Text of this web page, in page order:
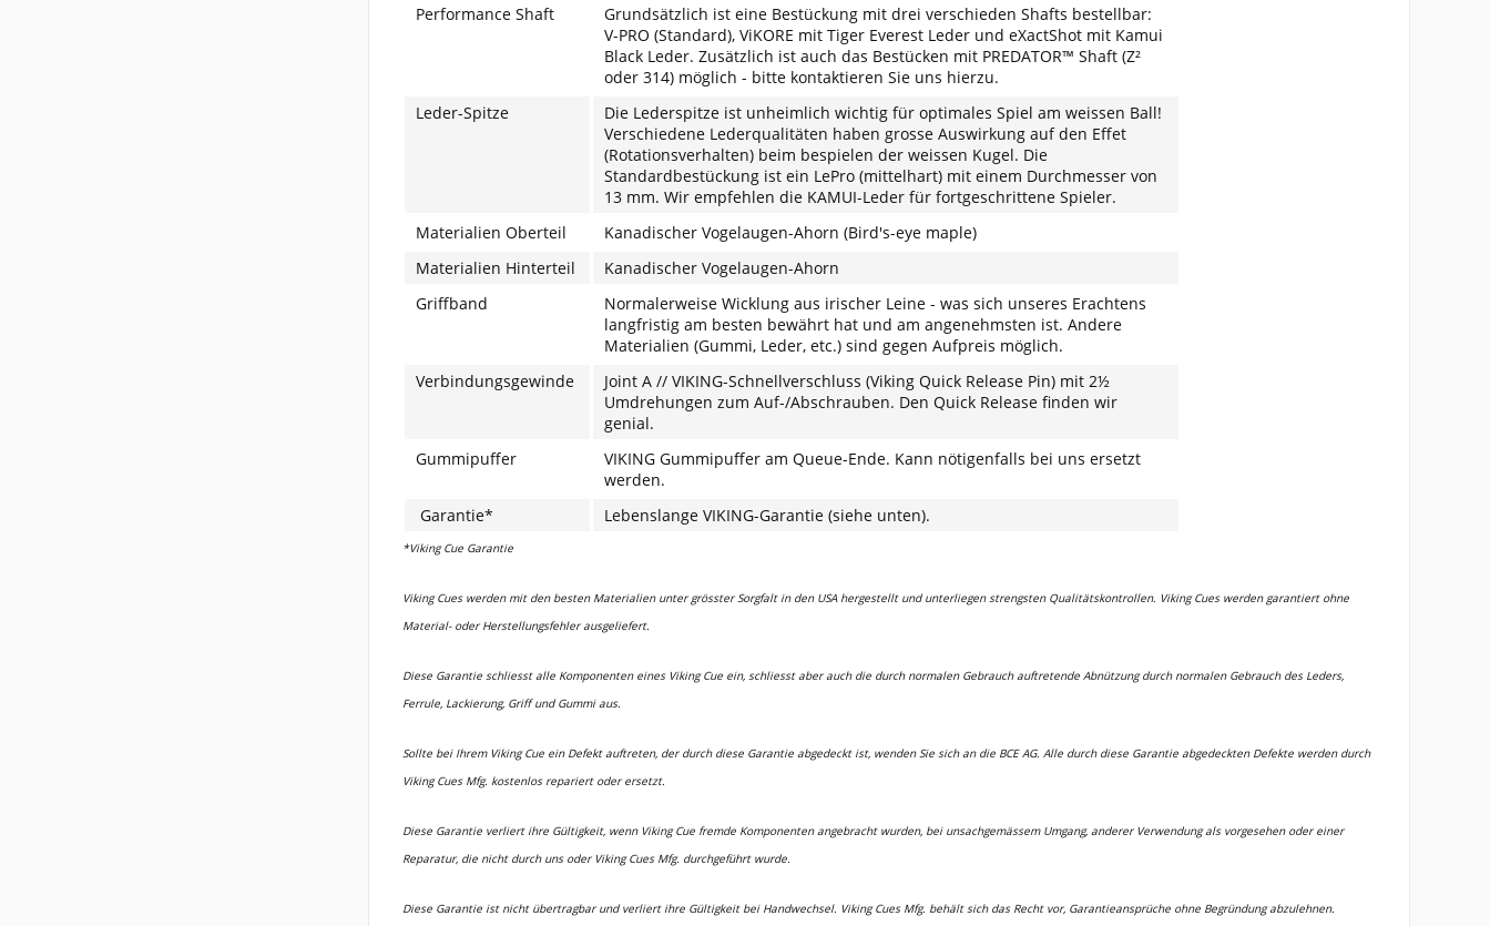
Performance Shaft
Grundsätzlich ist eine Bestückung mit drei verschieden Shafts bestellbar:
V-PRO (Standard), ViKORE mit Tiger Everest Leder und eXactShot mit Kamui
Black Leder. Zusätzlich ist auch das Bestücken mit PREDATOR™ Shaft (Z²
oder 314) möglich - bitte kontaktieren Sie uns hierzu.
Leder-Spitze
Die Lederspitze ist unheimlich wichtig für optimales Spiel am weissen Ball!
Verschiedene Lederqualitäten haben grosse Auswirkung auf den Effet
(Rotationsverhalten) beim bespielen der weissen Kugel. Die
Standardbestückung ist ein LePro (mittelhart) mit einem Durchmesser von
13 mm. Wir empfehlen die KAMUI-Leder für fortgeschrittene Spieler.
Materialien Oberteil
Kanadischer Vogelaugen-Ahorn (Bird's-eye maple)
Materialien Hinterteil
Kanadischer Vogelaugen-Ahorn
Griffband
Normalerweise Wicklung aus irischer Leine - was sich unseres Erachtens
langfristig am besten bewährt hat und am angenehmsten ist. Andere
Materialien (Gummi, Leder, etc.) sind gegen Aufpreis möglich.
Verbindungsgewinde
Joint A // VIKING-Schnellverschluss (Viking Quick Release Pin) mit 2½
Umdrehungen zum Auf-/Abschrauben. Den Quick Release finden wir
genial.
Gummipuffer
VIKING Gummipuffer am Queue-Ende. Kann nötigenfalls bei uns ersetzt
werden.
Garantie*
Lebenslange VIKING-Garantie (siehe unten).
*Viking Cue Garantie
Viking Cues werden mit den besten Materialien unter grösster Sorgfalt in den USA hergestellt und unterliegen strengsten Qualitätskontrollen. Viking Cues werden garantiert ohne
Material- oder Herstellungsfehler ausgeliefert.
Diese Garantie schliesst alle Komponenten eines Viking Cue ein, schliesst aber auch die durch normalen Gebrauch auftretende Abnützung durch normalen Gebrauch des Leders,
Ferrule, Lackierung, Griff und Gummi aus.
Sollte bei Ihrem Viking Cue ein Defekt auftreten, der durch diese Garantie abgedeckt ist, wenden Sie sich an die BCE AG. Alle durch diese Garantie abgedeckten Defekte werden durch
Viking Cues Mfg. kostenlos repariert oder ersetzt.
Diese Garantie verliert ihre Gültigkeit, wenn Viking Cue fremde Komponenten angebracht wurden, bei unsachgemässem Umgang, anderer Verwendung als vorgesehen oder einer
Reparatur, die nicht durch uns oder Viking Cues Mfg. durchgeführt wurde.
Diese Garantie ist nicht übertragbar und verliert ihre Gültigkeit bei Handwechsel. Viking Cues Mfg. behält sich das Recht vor, Garantieansprüche ohne Begründung abzulehnen.